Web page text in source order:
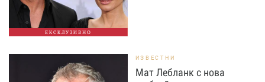
ЕКСКЛУЗИВНО
ИЗВЕСТНИ
Мат Лебланк с нова